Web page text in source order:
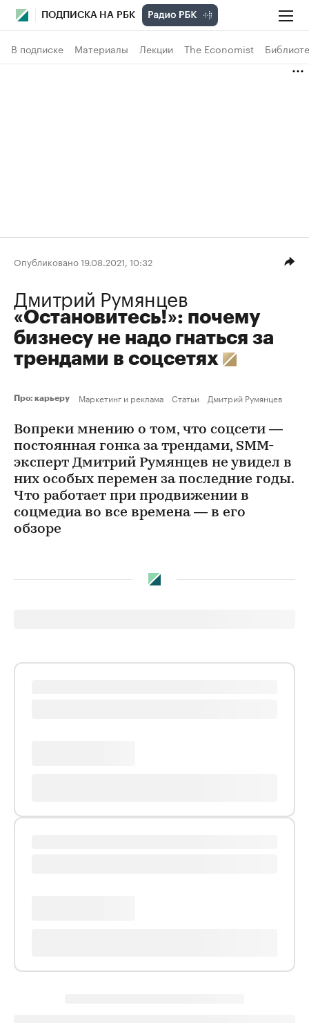
ПОДПИСКА НА РБК
В подписке Материалы Лекции The Economist
Опубликовано 19.08.2021, 10:32
Дмитрий Румянцев
«Остановитесь!»: почему
бизнесу не надо гнаться за
трендами в соцсетях
Про: карьеру Маркетинг и реклама Статьи Дмитрий Румянцев
Вопреки мнению о том, что соцсети —
постоянная гонка за трендами, SMM-
эксперт Дмитрий Румянцев не увидел в
них особых перемен за последние годы.
Что работает при продвижении в
соцмедиа во все времена — в его
обзоре